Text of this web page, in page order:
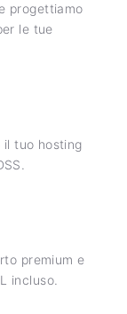
progettiamo
le tue
tuo hosting
premium e
incluso.